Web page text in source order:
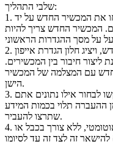
שלבי התהליך:
1. את המכשיר החדש על יד
המכשיר החדש צריך להיות
2. ויציג חלון הגדרת אייפון
חיבור בין המכשירים.
עם המצלמה של המכשיר
הישן.
3. לבחור אילו נתונים אתם
ההעברה תלוי בכמות המידע
שתרצו להעביר.
4. ללא צורך בכבל או